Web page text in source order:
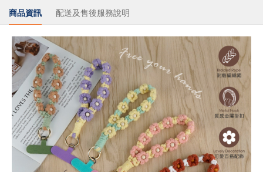
商品資訊 配送及售後服務說明